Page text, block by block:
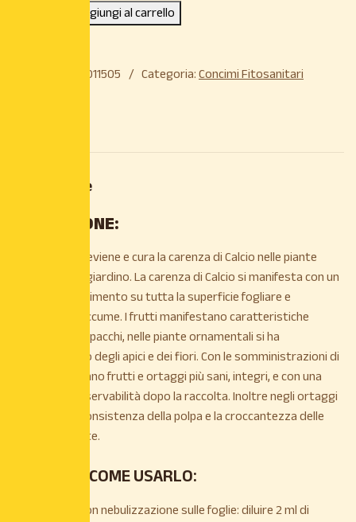
Aggiungi al carrello
8022963011505 Categoria:Concimi Fitosanitari
Descrizione
DESCRIZIONE:
Il formulato previene e cura la carenza di Calcio nelle piante
dell’orto e del giardino. La carenza di Calcio si manifesta con un
generale ingiallimento su tutta la superficie fogliare e
successivo seccume. I frutti manifestano caratteristiche
maculature e spacchi, nelle piante ornamentali si ha
l’appassimento degli apici e dei fiori. Con le somministrazioni di
CALCIO si avranno frutti e ortaggi più sani, integri, e con una
maggiore conservabilità dopo la raccolta. Inoltre negli ortaggi
si migliora la consistenza della polpa e la croccantezza delle
foglie di insalate.
QUANDO E COME USARLO:
Applicazione con nebulizzazione sulle foglie: diluire 2 ml di